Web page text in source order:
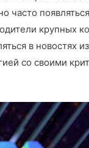
часто
крупных
в новостях
со своими